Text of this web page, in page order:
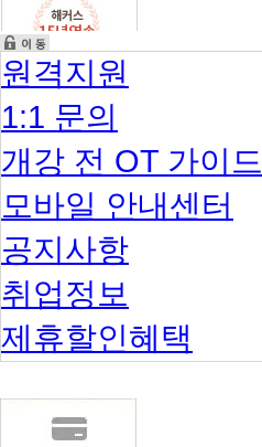
원격지원
1:1 문의
개강 전 OT 가이드
모바일 안내센터
공지사항
취업정보
제휴할인혜택